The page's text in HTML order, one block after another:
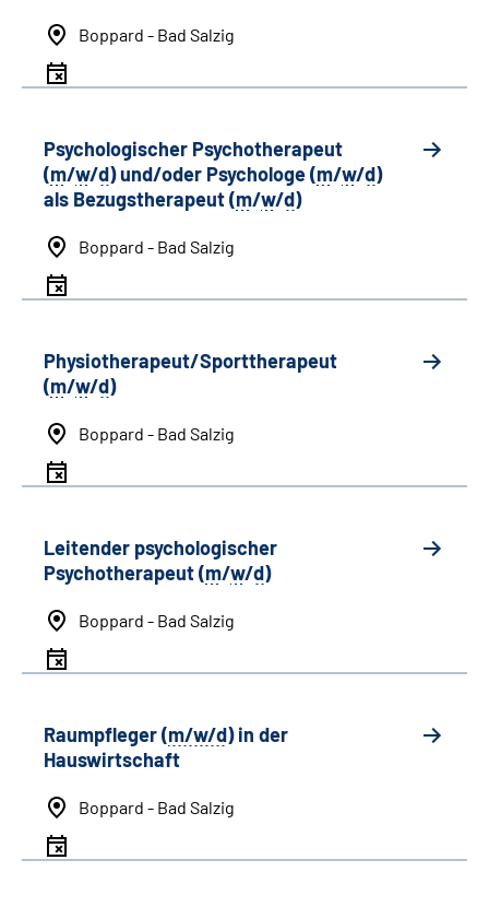
Boppard - Bad Salzig
Psychologischer Psychotherapeut
(m/w/d) und/oder Psychologe (m/w/d)
als Bezugstherapeut (m/w/d)
Boppard - Bad Salzig
Physiotherapeut/Sporttherapeut
(m/w/d)
Boppard - Bad Salzig
Leitender psychologischer
Psychotherapeut (m/w/d)
Boppard - Bad Salzig
Raumpfleger (m/w/d) in der
Hauswirtschaft
Boppard - Bad Salzig